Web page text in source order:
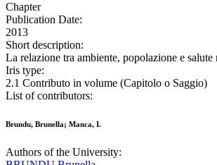
Chapter
Publication Date:
2013
Short description:
La relazione tra ambiente, popolazione e
Iris type:
2.1 Contributo in volume (Capitolo o Saggio)
List of contributors:
Brundu, Brunella; Manca, I.
Authors of the University: